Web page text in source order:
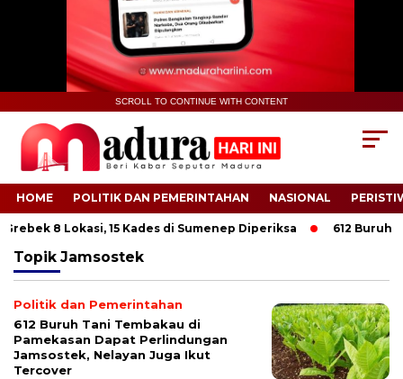
SCROLL TO CONTINUE WITH CONTENT
HOME POLITIK DAN PEMERINTAHAN NASIONAL
8 Lokasi, 15 Kades di Sumenep Diperiksa 612 Buruh
Topik Jamsostek
Politik dan Pemerintahan
612 Buruh Tani Tembakau di
Pamekasan Dapat Perlindungan
Jamsostek, Nelayan Juga Ikut
Tercover